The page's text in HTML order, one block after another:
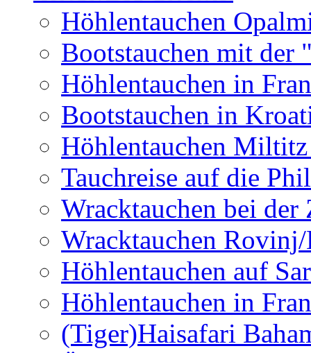
Höhlentauchen
Bootstauchen mit
Höhlentauchen in
Bootstauchen in
Höhlentauchen
Tauchreise auf die
Wracktauchen bei der
Wracktauchen
Höhlentauchen auf
Höhlentauchen in
(Tiger)Haisafari